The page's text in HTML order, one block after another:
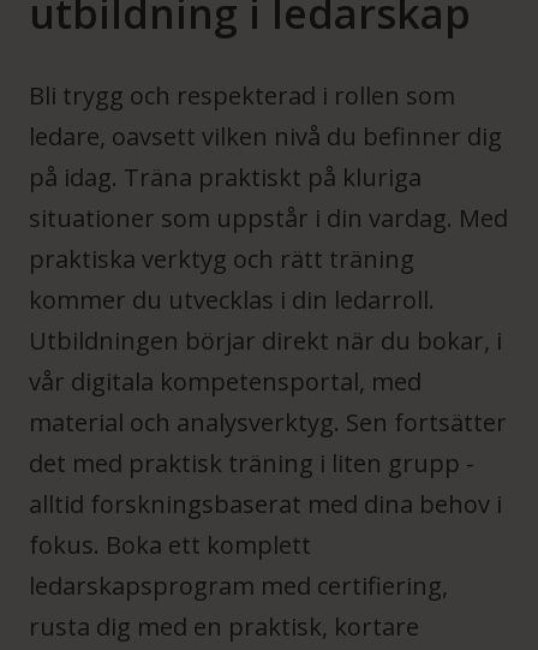
utbildning i ledarskap
Bli trygg och respekterad i rollen som
ledare, oavsett vilken nivå du befinner dig
på idag. Träna praktiskt på kluriga
situationer som uppstår i din vardag. Med
praktiska verktyg och rätt träning
kommer du utvecklas i din ledarroll.
Utbildningen börjar direkt när du bokar, i
vår digitala kompetensportal, med
material och analysverktyg. Sen fortsätter
det med praktisk träning i liten grupp -
alltid forskningsbaserat med dina behov i
fokus. Boka ett komplett
ledarskapsprogram med certifiering,
rusta dig med en praktisk, kortare